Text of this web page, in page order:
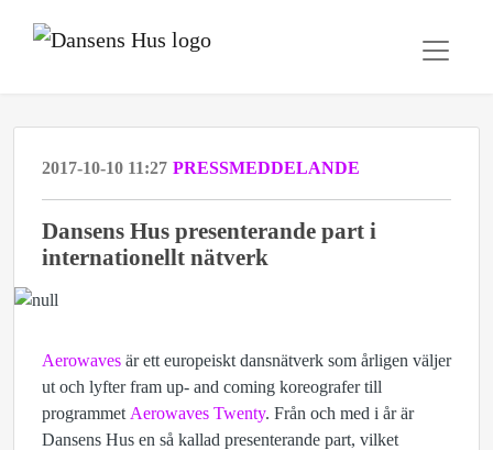
2017-10-10 11:27 PRESSMEDDELANDE
Dansens Hus presenterande part i
internationellt nätverk
Aerowaves är ett europeiskt dansnätverk som årligen väljer
ut och lyfter fram up- and coming koreografer till
programmet Aerowaves Twenty. Från och med i år är
Dansens Hus en så kallad presenterande part, vilket